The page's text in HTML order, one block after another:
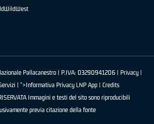
Pallacanestro | P.IVA: 03290941206 | Privacy|
| ">Informativa Privacy LNP App | Credits
Immagini e testi del sito sono riproducibili
previa citazione della fonte